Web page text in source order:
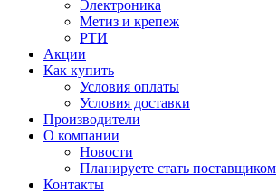
Электроника
Метиз и крепеж
РТИ
Акции
Как купить
Условия оплаты
Условия доставки
Производители
О компании
Новости
Планируете стать поставщиком
Контакты